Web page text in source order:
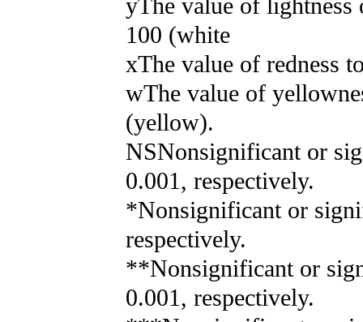
yThe value of
100 (white
xThe value of redness
wThe value of
(yellow).
NSNonsignificant or
0.001, respectively.
*Nonsignificant or
respectively.
**Nonsignificant or
0.001, respectively.